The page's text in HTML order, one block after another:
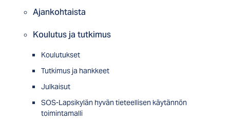
Ajankohtaista
Koulutus ja tutkimus
Koulutukset
Tutkimus ja hankkeet
Julkaisut
SOS-Lapsikylän hyvän tieteellisen käytännön
toimintamalli